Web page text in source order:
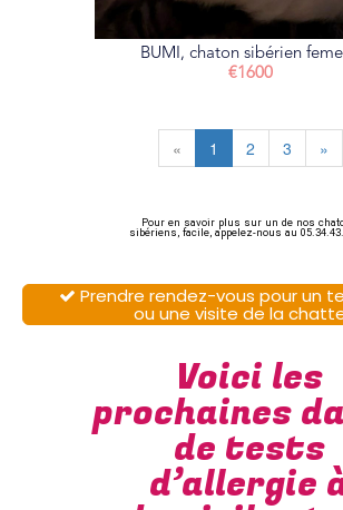
BUMI, chaton sibérien
€1600
« 1 2 3 »
Pour en savoir plus sur un de nos
sibériens, facile, appelez-nous au
 Prendre rendez-vous pour un
ou une visite de la
Voici les
prochaines
de tests
d’allergie